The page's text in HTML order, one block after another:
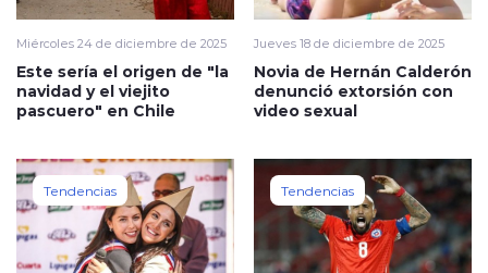
Miércoles 24 de diciembre de 2025
Este sería el origen de "la
navidad y el viejito
pascuero" en Chile
Jueves 18 de diciembre de 2025
Novia de Hernán Calderón
denunció extorsión con
video sexual
Tendencias Tendencias